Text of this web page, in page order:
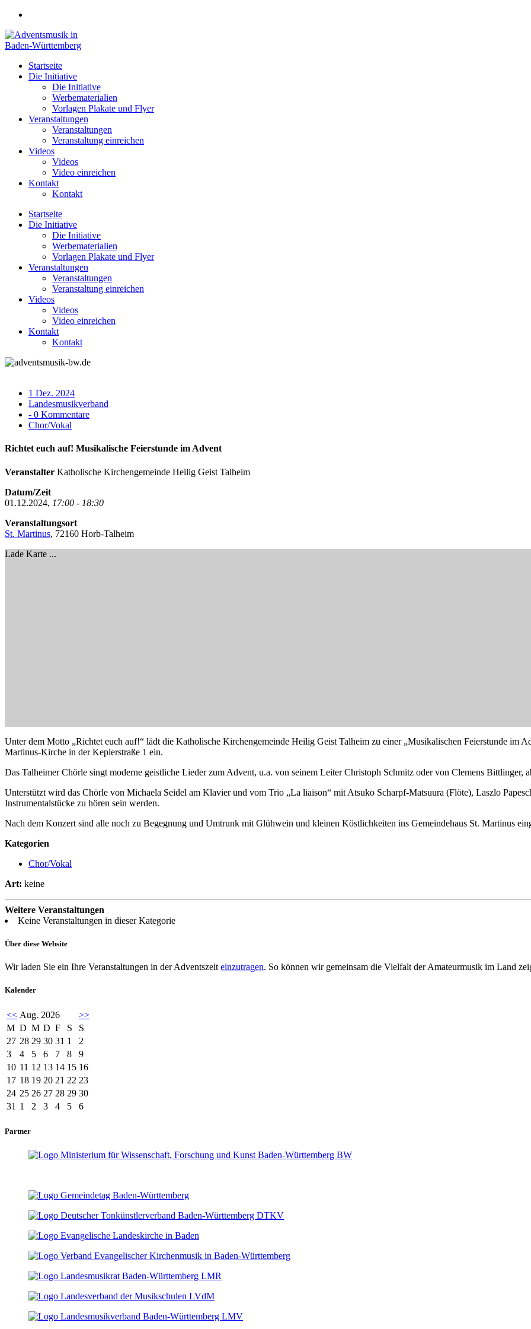
Zum
springen
Startseite
Die Initiative
Die Initiative
Werbematerialien
Vorlagen Plakate und Flyer
Veranstaltungen
Veranstaltungen
Veranstaltung einreichen
Videos
Videos
Video einreichen
Kontakt
Kontakt
Startseite
Die Initiative
Die Initiative
Werbematerialien
Vorlagen Plakate und Flyer
Veranstaltungen
Veranstaltungen
Veranstaltung einreichen
Videos
Videos
Video einreichen
Kontakt
Kontakt
1 Dez. 2024
Landesmusikverband
- 0 Kommentare
Chor/Vokal
Richtet euch auf! Musikalische Feierstunde im Advent
Veranstalter Katholische Kirchengemeinde Heilig Geist Talheim
Datum/Zeit
01.12.2024, 17:00 - 18:30
Veranstaltungsort
St. Martinus, 72160 Horb-Talheim
Lade Karte ...
Unter dem Motto „Richtet euch auf!“ lädt die Katholische Kirchengemeinde Heilig Geist Talheim zu einer „Musikalischen Feierstunde im
Martinus-Kirche in der Keplerstraße 1 ein.
Das Talheimer Chörle singt moderne geistliche Lieder zum Advent, u.a. von seinem Leiter Christoph Schmitz oder von Clemens Bittlinger,
Unterstützt wird das Chörle von Michaela Seidel am Klavier und vom Trio „La liaison“ mit Atsuko Scharpf-Matsuura (Flöte), Laszlo
Instrumentalstücke zu hören sein werden.
Nach dem Konzert sind alle noch zu Begegnung und Umtrunk mit Glühwein und kleinen Köstlichkeiten ins Gemeindehaus St. Martinus
Kategorien
Chor/Vokal
Art: keine
Weitere Veranstaltungen
Keine Veranstaltungen in dieser Kategorie
Über diese Website
Wir laden Sie ein Ihre Veranstaltungen in der Adventszeit einzutragen. So können wir gemeinsam die Vielfalt der Amateurmusik im Land
Kalender
<< Aug. 2026
>>
M D M D F S
S
27 28 29 30 31 1
2
3
4 5 6 7 8
9
10 11 12 13 14 15 16
17 18 19 20 21 22 23
24 25 26 27 28 29 30
31 1 2 3 4 5 6
Partner